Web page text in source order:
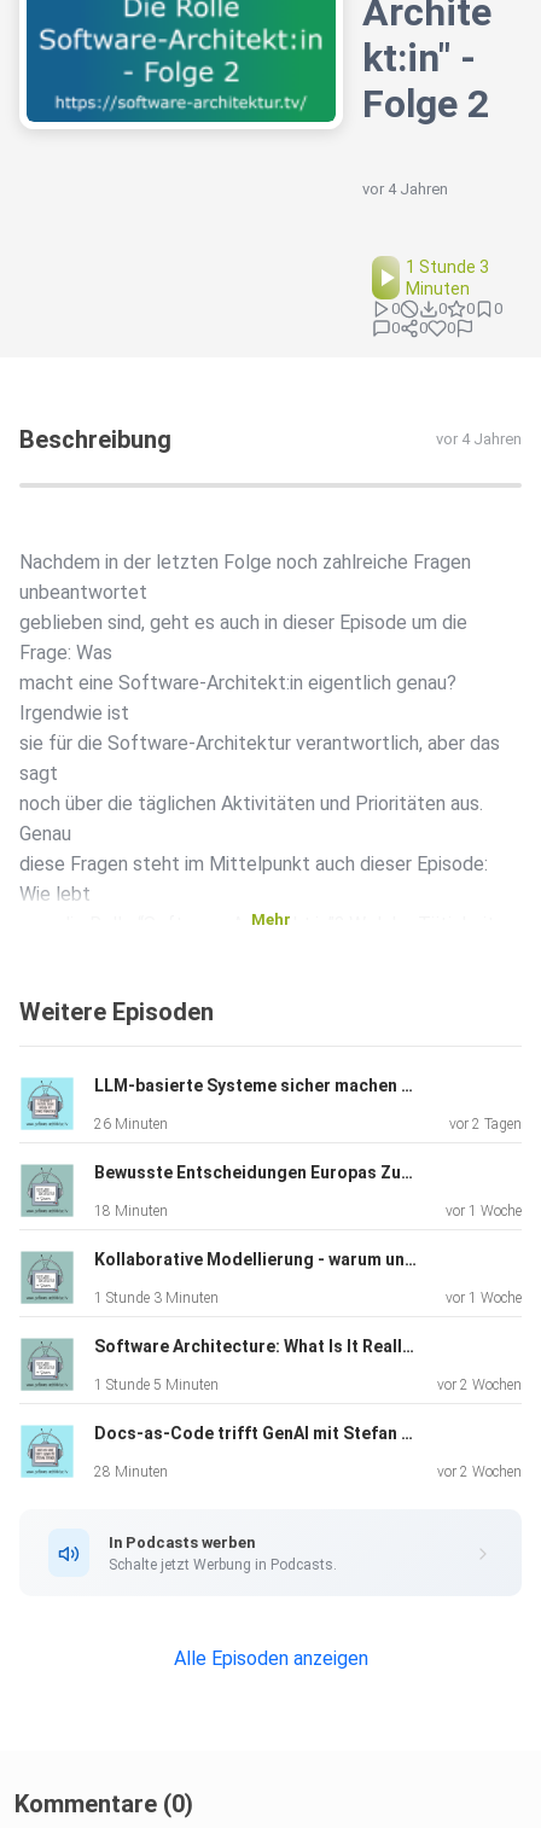
Archite
kt:in" -
Folge 2
vor 4 Jahren
1 Stunde 3
Minuten
0 0 0
0
0
0 0
Beschreibung vor 4 Jahren
Nachdem in der letzten Folge noch zahlreiche Fragen
unbeantwortet
geblieben sind, geht es auch in dieser Episode um die
Frage: Was
macht eine Software-Architekt:in eigentlich genau?
Irgendwie ist
sie für die Software-Architektur verantwortlich, aber das
sagt
noch über die täglichen Aktivitäten und Prioritäten aus.
Genau
diese Fragen steht im Mittelpunkt auch dieser Episode:
Wie lebt
man die Rolle “Software-Architekt:in”? Welche Tätigkeiten
man wie
Link
Sketchnotes
Software-Architektur in agilen Projekten mit Jutta
Eckstein
Schlag den Stefan und Eberhard
Mehr
Weitere Episoden
LLM-basierte Systeme sicher machen mit Sönke Magnussen
26 Minuten vor 2 Tagen
Bewusste Entscheidungen Europas Zukunft liegt in unseren Händen (TechRiders Summit Special)
18 Minuten vor 1 Woche
Kollaborative Modellierung - warum und wie funktioniert Event Storming in der Praxis
1 Stunde 3 Minuten vor 1 Woche
Software Architecture: What Is It Really About? A Discussion with James Coplien
1 Stunde 5 Minuten vor 2 Wochen
Docs-as-Code trifft GenAI mit Stefan Zörner
28 Minuten vor 2 Wochen
In Podcasts werben
Schalte jetzt Werbung in Podcasts.
Alle Episoden anzeigen
Kommentare (0)